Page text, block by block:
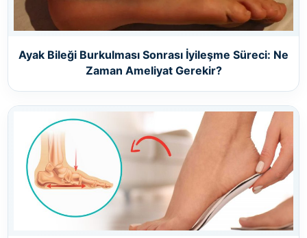
Ayak Bileği Burkulması Sonrası İyileşme Süreci: Ne
Zaman Ameliyat Gerekir?